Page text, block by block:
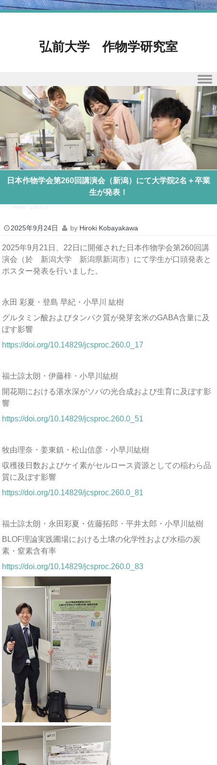
弘前大学 作物学研究室
Skip to content
日本作物学会第260回講演会（新潟）にて大学院2名＋卒業
生が発表！
2025年9月24日 by Hiroki Kobayakawa
2025年9月21日、22日に開催された日本作物学会第260回講
演会（於 新潟大学 新潟県新潟市）にて学生が口頭発表と
ポスター発表を行いました。
永田 彩夏・登島 早紀・小早川 紘樹
グルタミン酸およびタンパク質が発芽玄米のGABA含量に及
ぼす影響
https://doi.org/10.14829/jcsproc.260.0_17
福士諒太朗・伊藤梓・小早川紘樹
開花期における湛水深がソバの光合成および生育に及ぼす影
響
https://doi.org/10.14829/jcsproc.260.0_51
牧由理奈・姜東鎮・松山信彦・小早川紘樹
収穫後日数およびケイ素がセルロース資源としての稲わら品
質に及ぼす影響
https://doi.org/10.14829/jcsproc.260.0_81
福士諒太朗・永田彩夏・佐藤拓郎・平井太郎・小早川紘樹
BLOF理論実践圃場における土壌の化学性および水稲の炭
素・窒素含有率
https://doi.org/10.14829/jcsproc.260.0_83